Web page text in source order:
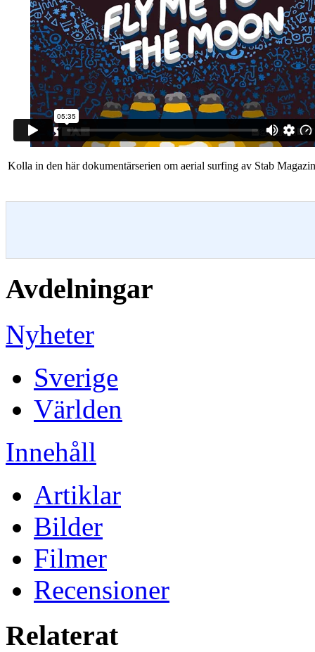
Kolla in den här dokumentärserien om aerial surfing av Stab
Avdelningar
Nyheter
Sverige
Världen
Innehåll
Artiklar
Bilder
Filmer
Recensioner
Relaterat